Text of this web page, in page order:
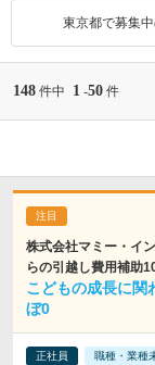
東京都で募集
148 件中 1 -50 件
株式会社マミー・イ
らの引越し費用補助
こどもの成長に
ぼ0
正社員 職種・業種